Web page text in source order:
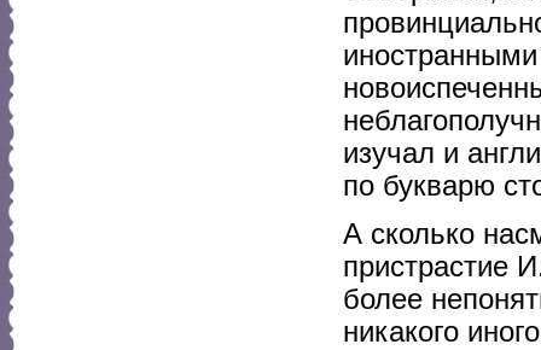
изучал и
по букварю
А сколько
пристрастие
более
никакого